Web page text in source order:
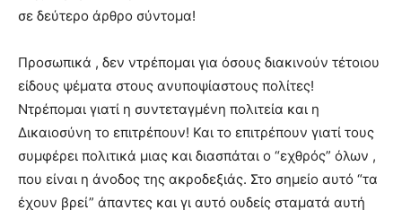
σε δεύτερο άρθρο σύντομα!
Προσωπικά , δεν ντρέπομαι για όσους διακινούν τέτοιου
είδους ψέματα στους ανυποψίαστους πολίτες!
Ντρέπομαι γιατί η συντεταγμένη πολιτεία και η
Δικαιοσύνη το επιτρέπουν! Και το επιτρέπουν γιατί τους
συμφέρει πολιτικά μιας και διασπάται ο “εχθρός” όλων ,
που είναι η άνοδος της ακροδεξιάς. Στο σημείο αυτό “τα
έχουν βρεί” άπαντες και γι αυτό ουδείς σταματά αυτή